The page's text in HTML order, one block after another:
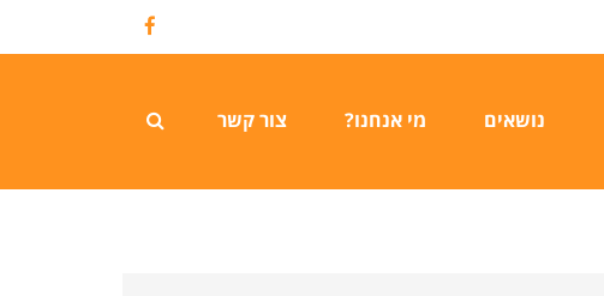
Facebook
נושאים מי אנחנו? צור קשר